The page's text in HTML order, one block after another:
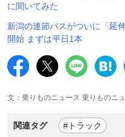
に聞いてみた
新潟の連節バスがついに「延
開始 まずは平日1本
文：乗りものニュース 乗りものニ
関連タグ #トラック